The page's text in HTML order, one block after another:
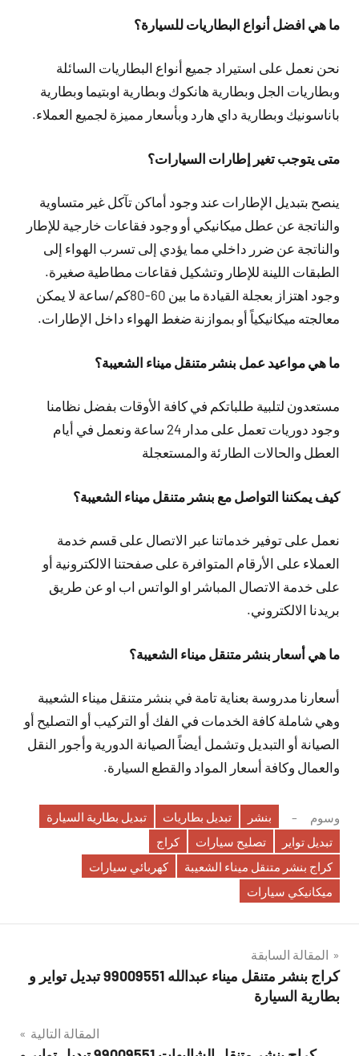
ما هي افضل أنواع البطاريات للسيارة؟
نحن نعمل على استيراد جميع أنواع البطاريات السائلة
وبطاريات الجل وبطارية هانكوك وبطارية اوبتيما وبطارية
باناسونيك وبطارية داي هارد وبأسعار مميزة لجميع العملاء.
متى يتوجب تغير إطارات السيارات؟
ينصح بتبديل الإطارات عند وجود أماكن تآكل غير متساوية
والناتجة عن عطل ميكانيكي أو وجود فقاعات خارجية للإطار
والناتجة عن ضرر داخلي مما يؤدي إلى تسرب الهواء إلى
الطبقات اللينة للإطار وتشكيل فقاعات مطاطية صغيرة.
وجود اهتزاز بعجلة القيادة ما بين 60-80كم/ساعة لا يمكن
معالجته ميكانيكياً أو بموازنة ضغط الهواء داخل الإطارات.
ما هي مواعيد عمل بنشر متنقل ميناء الشعيبة؟
مستعدون لتلبية طلباتكم في كافة الأوقات بفضل نظامنا
وجود دوريات تعمل على مدار 24 ساعة ونعمل في أيام
العطل والحالات الطارئة والمستعجلة
كيف يمكننا التواصل مع بنشر متنقل ميناء الشعيبة؟
نعمل على توفير خدماتنا عبر الاتصال على قسم خدمة
العملاء على الأرقام المتوافرة على صفحتنا الالكترونية أو
على خدمة الاتصال المباشر او الواتس اب او عن طريق
بريدنا الالكتروني.
ما هي أسعار بنشر متنقل ميناء الشعيبة؟
أسعارنا مدروسة بعناية تامة في بنشر متنقل ميناء الشعيبة
وهي شاملة كافة الخدمات في الفك أو التركيب أو التصليح أو
الصيانة أو التبديل وتشمل أيضاً الصيانة الدورية وأجور النقل
والعمال وكافة أسعار المواد والقطع السيارة.
وسوم بنشر تبديل بطاريات
تبديل بطارية السيارة
تبديل تواير
تصليح سيارات
كراج
كراج بنشر متنقل ميناء الشعيبة
كهربائي سيارات
ميكانيكي سيارات
تصفّح
المقالات
المقالة السابقة
كراج بنشر متنقل ميناء عبدالله 99009551‬ تبديل تواير و
بطارية السيارة
المقالة التالية